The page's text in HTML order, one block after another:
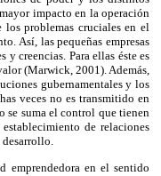
impacto en la operación
los problemas cruciales en el
Así, las pequeñas empresas
creencias. Para ellas éste es
(Marwick, 2001). Además,
gubernamentales y los
veces no es transmitido en
se suma el control que tienen
de relaciones
desarrollo.
emprendedora en el sentido